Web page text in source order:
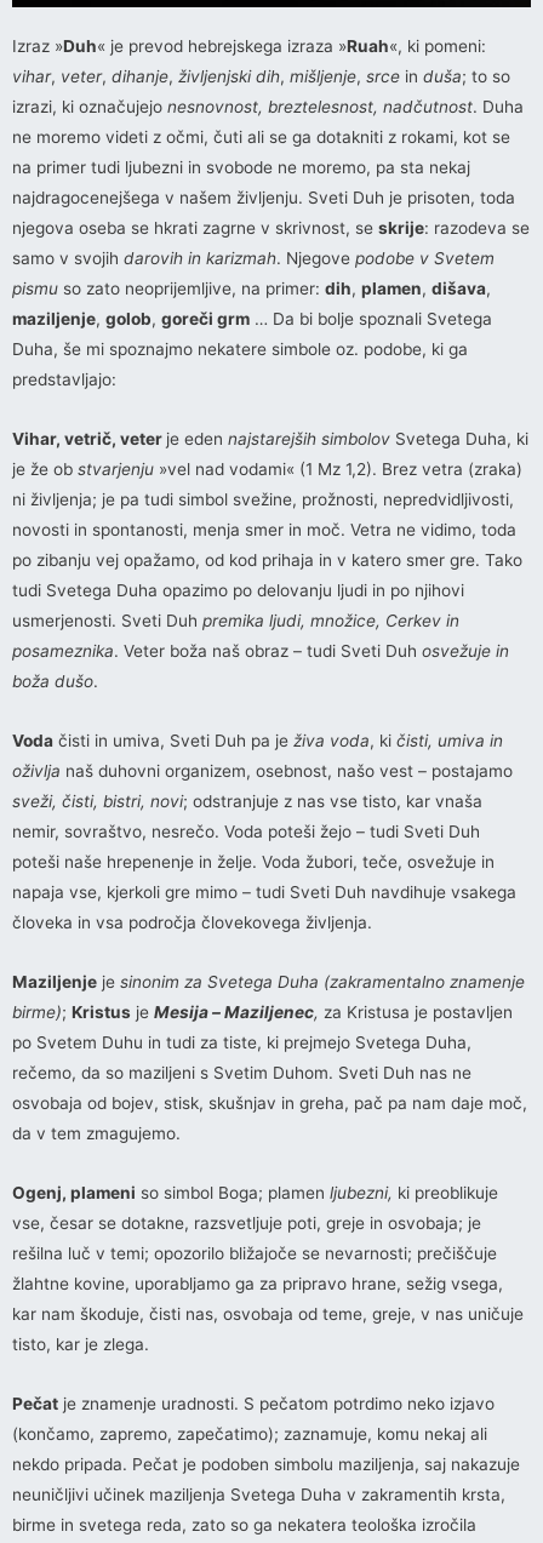
Izraz »Duh« je prevod hebrejskega izraza »Ruah«, ki pomeni:
vihar, veter, dihanje, življenjski dih, mišljenje, srce in duša; to so
izrazi, ki označujejo nesnovnost, breztelesnost, nadčutnost. Duha
ne moremo videti z očmi, čuti ali se ga dotakniti z rokami, kot se
na primer tudi ljubezni in svobode ne moremo, pa sta nekaj
najdragocenejšega v našem življenju. Sveti Duh je prisoten, toda
njegova oseba se hkrati zagrne v skrivnost, se skrije: razodeva se
samo v svojih darovih in karizmah. Njegove podobe v Svetem
pismu so zato neoprijemljive, na primer: dih, plamen, dišava,
maziljenje, golob, goreči grm … Da bi bolje spoznali Svetega
Duha, še mi spoznajmo nekatere simbole oz. podobe, ki ga
predstavljajo:
Vihar, vetrič, veter je eden najstarejših simbolov Svetega Duha, ki
je že ob stvarjenju »vel nad vodami« (1 Mz 1,2). Brez vetra (zraka)
ni življenja; je pa tudi simbol svežine, prožnosti, nepredvidljivosti,
novosti in spontanosti, menja smer in moč. Vetra ne vidimo, toda
po zibanju vej opažamo, od kod prihaja in v katero smer gre. Tako
tudi Svetega Duha opazimo po delovanju ljudi in po njihovi
usmerjenosti. Sveti Duh premika ljudi, množice, Cerkev in
posameznika. Veter boža naš obraz – tudi Sveti Duh osvežuje in
boža dušo.
Voda čisti in umiva, Sveti Duh pa je živa voda, ki čisti, umiva in
oživlja naš duhovni organizem, osebnost, našo vest – postajamo
sveži, čisti, bistri, novi; odstranjuje z nas vse tisto, kar vnaša
nemir, sovraštvo, nesrečo. Voda poteši žejo – tudi Sveti Duh
poteši naše hrepenenje in želje. Voda žubori, teče, osvežuje in
napaja vse, kjerkoli gre mimo – tudi Sveti Duh navdihuje vsakega
človeka in vsa področja človekovega življenja.
Maziljenje je sinonim za Svetega Duha (zakramentalno znamenje
birme); Kristus je Mesija –Maziljenec, za Kristusa je postavljen
po Svetem Duhu in tudi za tiste, ki prejmejo Svetega Duha,
rečemo, da so maziljeni s Svetim Duhom. Sveti Duh nas ne
osvobaja od bojev, stisk, skušnjav in greha, pač pa nam daje moč,
da v tem zmagujemo.
Ogenj, plameni so simbol Boga; plamen ljubezni, ki preoblikuje
vse, česar se dotakne, razsvetljuje poti, greje in osvobaja; je
rešilna luč v temi; opozorilo bližajoče se nevarnosti; prečiščuje
žlahtne kovine, uporabljamo ga za pripravo hrane, sežig vsega,
kar nam škoduje, čisti nas, osvobaja od teme, greje, v nas uničuje
tisto, kar je zlega.
Pečat je znamenje uradnosti. S pečatom potrdimo neko izjavo
(končamo, zapremo, zapečatimo); zaznamuje, komu nekaj ali
nekdo pripada. Pečat je podoben simbolu maziljenja, saj nakazuje
neuničljivi učinek maziljenja Svetega Duha v zakramentih krsta,
birme in svetega reda, zato so ga nekatera teološka izročila